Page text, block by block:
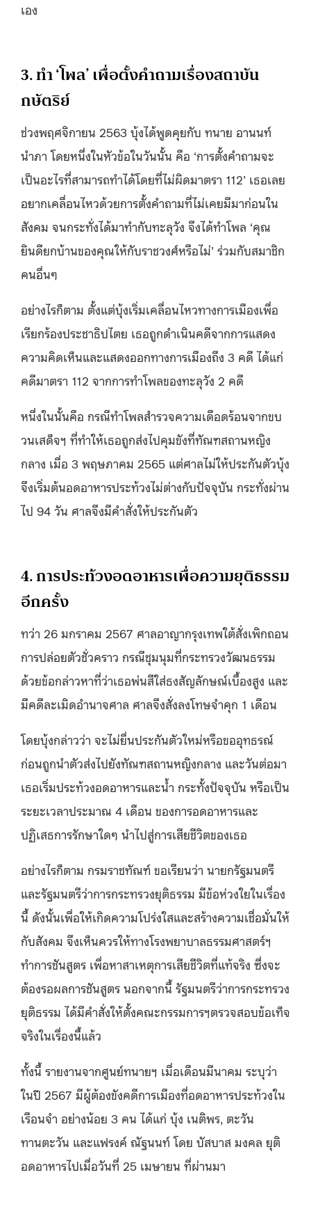
เอง
3. ทำ ‘โพล’ เพื่อตั้งคำถามเรื่องสถาบัน
กษัตริย์
ช่วงพฤศจิกายน 2563 บุ้งได้พูดคุยกับ ทนาย อานนท์
นำภา โดยหนึ่งในหัวข้อในวันนั้น คือ ‘การตั้งคำถามจะ
เป็นอะไรที่สามารถทำได้โดยที่ไม่ผิดมาตรา 112’ เธอเลย
อยากเคลื่อนไหวด้วยการตั้งคำถามที่ไม่เคยมีมาก่อนใน
สังคม จนกระทั่งได้มาทำกับทะลุวัง จึงได้ทำโพล ‘คุณ
ยินดียกบ้านของคุณให้กับราชวงศ์หรือไม่’ ร่วมกับสมาชิก
คนอื่นๆ
อย่างไรก็ตาม ตั้งแต่บุ้งเริ่มเคลื่อนไหวทางการเมืองเพื่อ
เรียกร้องประชาธิปไตย เธอถูกดำเนินคดีจากการแสดง
ความคิดเห็นและแสดงออกทางการเมืองถึง 3 คดี ได้แก่
คดีมาตรา 112 จากการทำโพลของทะลุวัง 2 คดี
หนึ่งในนั้นคือ กรณีทำโพลสำรวจความเดือดร้อนจากขบ
วนเสด็จฯ ที่ทำให้เธอถูกส่งไปคุมขังที่ทัณฑสถานหญิง
กลาง เมื่อ 3 พฤษภาคม 2565 แต่ศาลไม่ให้ประกันตัวบุ้ง
จึงเริ่มต้นอดอาหารประท้วงไม่ต่างกับปัจจุบัน กระทั่งผ่าน
ไป 94 วัน ศาลจึงมีคำสั่งให้ประกันตัว
4. การประท้วงอดอาหารเพื่อความยุติธรรม
อีกครั้ง
ทว่า 26 มกราคม 2567 ศาลอาญากรุงเทพใต้สั่งเพิกถอน
การปล่อยตัวชั่วคราว กรณีชุมนุมที่กระทรวงวัฒนธรรม
ด้วยข้อกล่าวหาที่ว่าเธอพ่นสีใส่ธงสัญลักษณ์เบื้องสูง และ
มีคดีละเมิดอำนาจศาล ศาลจึงสั่งลงโทษจำคุก 1 เดือน
โดยบุ้งกล่าวว่า จะไม่ยื่นประกันตัวใหม่หรือขออุทธรณ์
ก่อนถูกนำตัวส่งไปยังทัณฑสถานหญิงกลาง และวันต่อมา
เธอเริ่มประท้วงอดอาหารและน้ำ กระทั้งปัจจุบัน หรือเป็น
ระยะเวลาประมาณ 4 เดือน ของการอดอาหารและ
ปฏิเสธการรักษาใดๆ นำไปสู่การเสียชีวิตของเธอ
อย่างไรก็ตาม กรมราชทัณฑ์ ขอเรียนว่า นายกรัฐมนตรี
และรัฐมนตรีว่าการกระทรวงยุติธรรม มีข้อห่วงใยในเรื่อง
นี้ ดังนั้นเพื่อให้เกิดความโปร่งใสและสร้างความเชื่อมั่นให้
กับสังคม จึงเห็นควรให้ทางโรงพยาบาลธรรมศาสตร์ฯ
ทำการชันสูตร เพื่อหาสาเหตุการเสียชีวิตที่แท้จริง ซึ่งจะ
ต้องรอผลการชันสูตร นอกจากนี้ รัฐมนตรีว่าการกระทรวง
ยุติธรรม ได้มีคำสั่งให้ตั้งคณะกรรมการฯตรวจสอบข้อเท็จ
จริงในเรื่องนี้แล้ว
ทั้งนี้ รายงานจากศูนย์ทนายฯ เมื่อเดือนมีนาคม ระบุว่า
ในปี 2567 มีผู้ต้องขังคดีการเมืองที่อดอาหารประท้วงใน
เรือนจำ อย่างน้อย 3 คน ได้แก่ บุ้ง เนติพร, ตะวัน
ทานตะวัน และแฟรงค์ ณัฐนนท์ โดย บัสบาส มงคล ยุติ
อดอาหารไปเมื่อวันที่ 25 เมษายน ที่ผ่านมา